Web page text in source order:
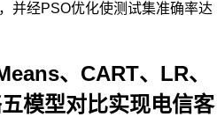
并经PSO优化使测试集准确率达
、CART、LR、
模型对比实现电信客